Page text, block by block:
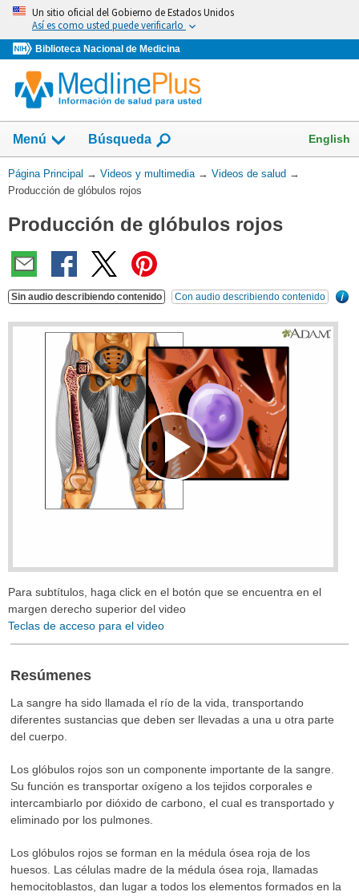
Omita
vaya
al
Contenido
Un sitio oficial del Gobierno de Estados Unidos
Así es como usted puede verificarlo
Biblioteca Nacional de Medicina
Menú Búsqueda English
Usted
está
Página Principal → Videos y multimedia → Videos de salud →
Producción de glóbulos rojos
Producción de glóbulos rojos
Sin audio describiendo contenido Con audio describiendo contenido
Play
Para subtítulos, haga click en el botón que se encuentra en el
margen derecho superior del video
Teclas de acceso para el video
Resúmenes
La sangre ha sido llamada el río de la vida, transportando
diferentes sustancias que deben ser llevadas a una u otra parte
del cuerpo.
Los glóbulos rojos son un componente importante de la sangre.
Su función es transportar oxígeno a los tejidos corporales e
intercambiarlo por dióxido de carbono, el cual es transportado y
eliminado por los pulmones.
Los glóbulos rojos se forman en la médula ósea roja de los
huesos. Las células madre de la médula ósea roja, llamadas
hemocitoblastos, dan lugar a todos los elementos formados en la